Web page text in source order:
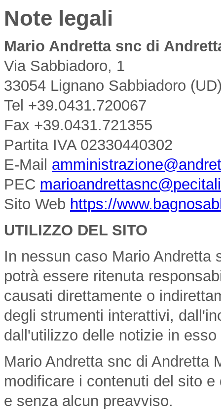
Note legali
Mario Andretta snc di
Via Sabbiadoro, 1
33054 Lignano Sabbiadoro
Tel +39.0431.720067
Fax +39.0431.721355
Partita IVA 02330440302
E-Mail
PEC
Sito Web https://
UTILIZZO DEL SITO
In nessun caso Mario Andretta
potrà essere ritenuta
causati direttamente o
degli strumenti interattivi,
dall'utilizzo delle notizie in
Mario Andretta snc di Andretta
modificare i contenuti del sito
e senza alcun preavviso.